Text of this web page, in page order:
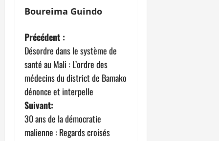
Boureima Guindo
N
a
v
i
g
Précédent :
Désordre dans le système de
santé au Mali : L’ordre des
médecins du district de Bamako
dénonce et interpelle
Suivant:
30 ans de la démocratie
malienne : Regards croisés